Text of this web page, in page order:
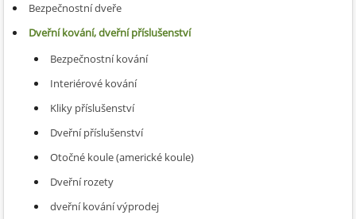
Bezpečnostní dveře
Dveřní kování, dveřní příslušenství
Bezpečnostní kování
Interiérové kování
Kliky příslušenství
Dveřní příslušenství
Otočné koule (americké koule)
Dveřní rozety
dveřní kování výprodej